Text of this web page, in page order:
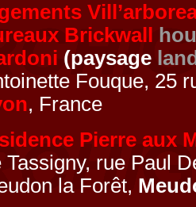
Brickwall
(paysage
Fouque, 25
, France
Pierre aux
Tassigny, rue Paul
la Forêt,